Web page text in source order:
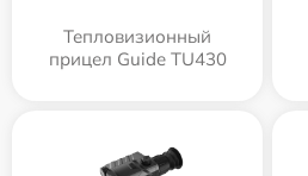
Тепловизионный
прицел Guide TU430